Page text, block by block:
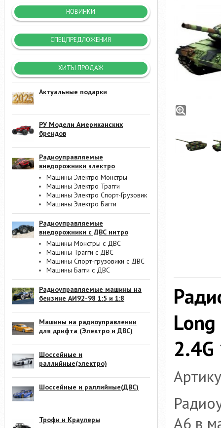
НОВИНКИ
СПЕЦПРЕДЛОЖЕНИЯ
ХИТЫ ПРОДАЖ
Актуальные подарки
РУ Модели Американских
брендов
Радиоуправляемые
внедорожники электро
Машины Электро Монстры
Машины Электро Трагги
Машины Электро Спорт-Грузовик
Машины Электро Багги
Радиоуправляемые
внедорожники с ДВС нитро
Машины Монстры с ДВС
Машины Трагги с ДВС
Машины Спорт-грузовики с ДВС
Машины Багги с ДВС
Радиоуправляемые машины на
бензине АИ92-98 1:5 и 1:8
Машины на радиоуправлении
для дрифта (Электро и ДВС)
Шоссейные и
раллийные(электро)
Шоссейные и раллийные(ДВС)
Трофи и Краулеры
A6 в